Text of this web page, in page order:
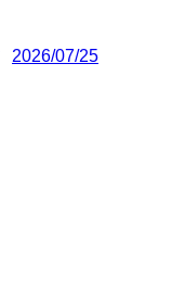
2026/07/25